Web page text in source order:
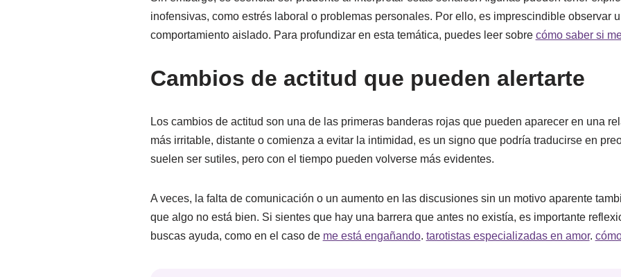
inofensivas, como estrés laboral o problemas personales. Por ello, es imprescindible observar
comportamiento aislado. Para profundizar en esta temática, puedes leer sobre cómo saber si
Cambios de actitud que pueden alertarte
Los cambios de actitud son una de las primeras banderas rojas que pueden aparecer en una
más irritable, distante o comienza a evitar la intimidad, es un signo que podría traducirse en
suelen ser sutiles, pero con el tiempo pueden volverse más evidentes.
A veces, la falta de comunicación o un aumento en las discusiones sin un motivo aparente
que algo no está bien. Si sientes que hay una barrera que antes no existía, es importante
buscas ayuda, como en el caso de me está engañando. tarotistas especializadas en amor.